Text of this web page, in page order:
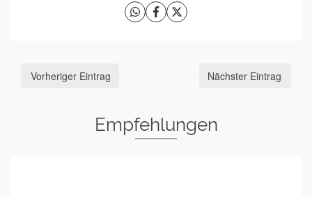
Vorheriger Eintrag Nächster Eintrag
Empfehlungen